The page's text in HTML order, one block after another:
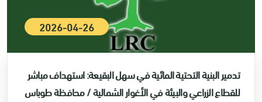
2026-04-26
تدمير البنية التحتية المائية في سهل البقيعة: استهداف مباشر
للقطاع الزراعي والبيئة في الأغوار الشمالية / محافظة طوباس